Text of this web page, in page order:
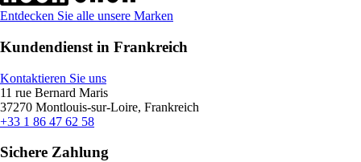
Entdecken Sie alle unsere Marken
Kundendienst in Frankreich
Kontaktieren Sie uns
11 rue Bernard Maris
37270 Montlouis-sur-Loire, Frankreich
+33 1 86 47 62 58
Sichere Zahlung